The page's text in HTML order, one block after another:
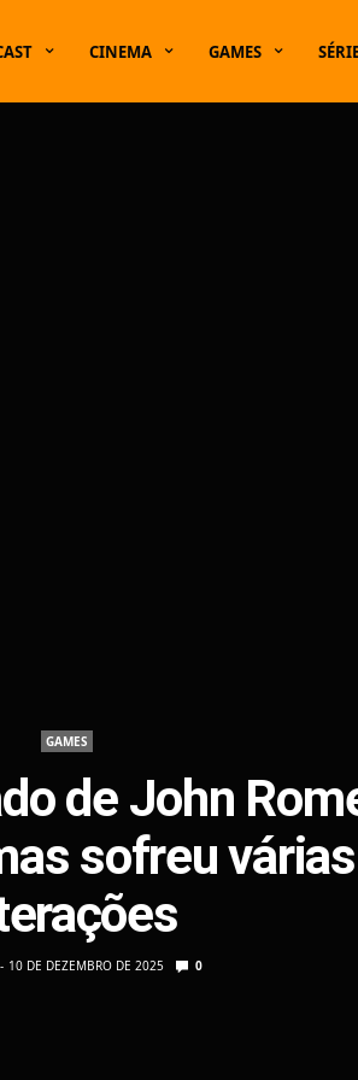
CINEMA GAMES
GAMES
de John
sofreu várias
10 DE DEZEMBRO DE 2025 0